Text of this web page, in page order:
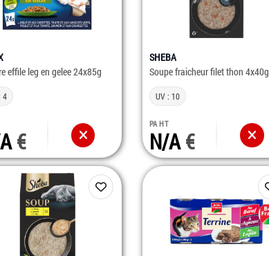
effile leg en gelee 24x85g
4
SHEBA
Soupe fraicheur filet thon 4x40g
UV : 10
PA HT
N/A